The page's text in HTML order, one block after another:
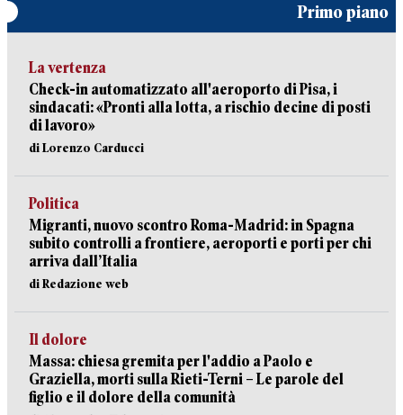
Primo piano
La vertenza
Check-in automatizzato all'aeroporto di Pisa, i
sindacati: «Pronti alla lotta, a rischio decine di posti
di lavoro»
di Lorenzo Carducci
Politica
Migranti, nuovo scontro Roma-Madrid: in Spagna
subito controlli a frontiere, aeroporti e porti per chi
arriva dall’Italia
di Redazione web
Il dolore
Massa: chiesa gremita per l'addio a Paolo e
Graziella, morti sulla Rieti-Terni – Le parole del
figlio e il dolore della comunità